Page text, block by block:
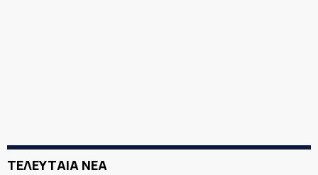
ΤΕΛΕΥΤΑΙΑ ΝΕΑ